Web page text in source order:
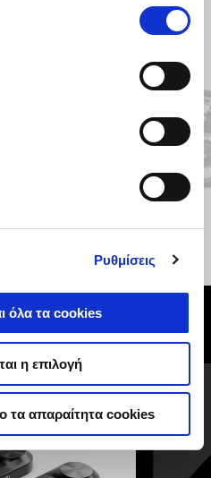
Ρυθμίσεις
όλα τα cookies
η επιλογή
τα απαραίτητα cookies
ΌΛΑ